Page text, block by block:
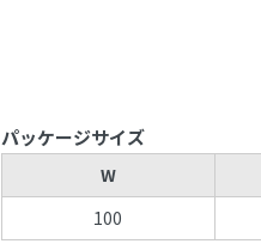
パッケージサイズ
W
100